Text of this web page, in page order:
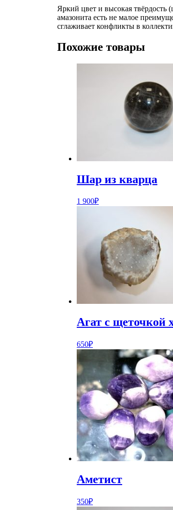
Яркий цвет и высокая
амазонита есть не малое
сглаживает конфликты в
Похожие товары
Шар из кварца
1 900₽
Агат с щеточкой
650₽
Аметист
350₽